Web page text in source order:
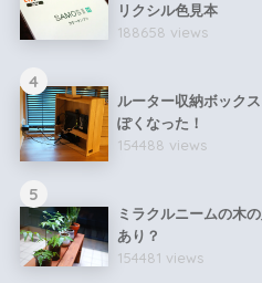
リクシル色見本
188658 views
4
ルーター収納ボック
ぽくなった！
154488 views
5
ミラクルニームの木
あり？
154481 views